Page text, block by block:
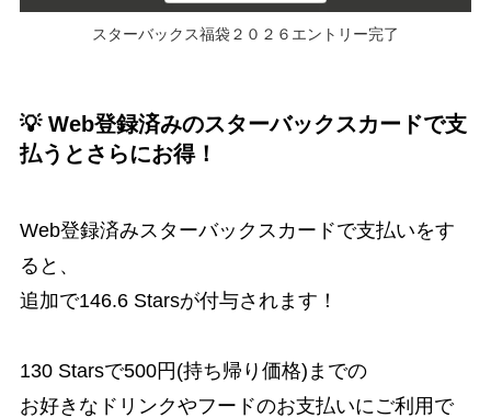
スターバックス福袋２０２６エントリー完了
💡 Web登録済みのスターバックスカードで支
払うとさらにお得！
Web登録済みスターバックスカードで支払いをす
ると、
追加で146.6 Starsが付与されます！
130 Starsで500円(持ち帰り価格)までの
お好きなドリンクやフードのお支払いにご利用で